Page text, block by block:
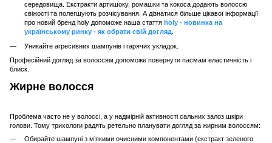
середовища. Екстракти артишоку, ромашки та кокоса додають волоссю
свіжості та полегшують розчісування. А дізнатися більше цікавої інформації
про новий бренд holy допоможе наша стаття holy - новинка на
українському ринку - як обрати свій догляд.
Уникайте агресивних шампунів і гарячих укладок.
Професійний догляд за волоссям допоможе повернути пасмам еластичність і
блиск.
Жирне волосся
Проблема часто не у волоссі, а у надмірній активності сальних залоз шкіри
голови. Тому трихологи радять ретельно планувати догляд за жирним волоссям:
Обирайте шампуні з м’якими очисними компонентами (екстракт зеленого